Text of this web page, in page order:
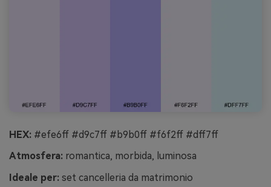
HEX: #efe6ff #d9c7ff #b9b0ff #f6f2ff #dff7ff
Atmosfera: romantica, morbida, luminosa
Ideale per: set cancelleria da matrimonio